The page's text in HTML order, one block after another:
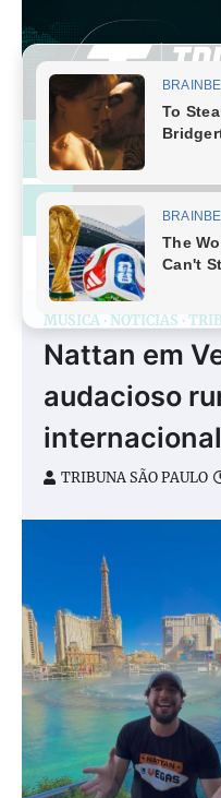
content
MÚSICA NOTÍCIAS
Nattan em
audacioso
internacional
TRIBUNA SÃO PAULO